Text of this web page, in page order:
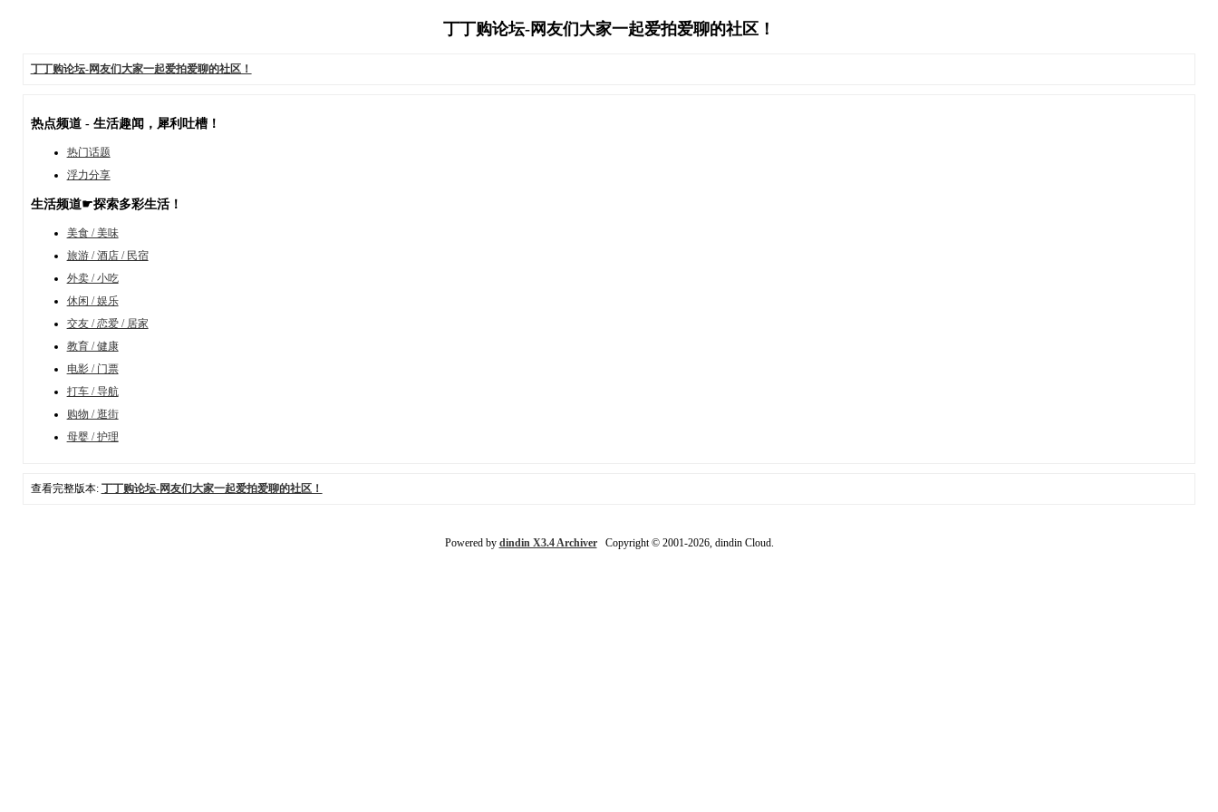
丁丁购论坛-网友们大家一起爱拍爱聊的社区！
丁丁购论坛-网友们大家一起爱拍爱聊的社区！
热点频道 - 生活趣闻，犀利吐槽！
热门话题
浮力分享
生活频道☛探索多彩生活！
美食 / 美味
旅游 / 酒店 / 民宿
外卖 / 小吃
休闲 / 娱乐
交友 / 恋爱 / 居家
教育 / 健康
电影 / 门票
打车 / 导航
购物 / 逛街
母婴 / 护理
查看完整版本: 丁丁购论坛-网友们大家一起爱拍爱聊的社区！
Powered by dindin X3.4 ArchiverCopyright © 2001-2026, dindin Cloud.